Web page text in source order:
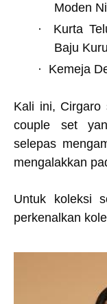
Moden
·
Kurta
Baju
·
Kemeja
Kali ini, Cirgaro
couple set
selepas
mengalakkan
Untuk koleksi
perkenalkan